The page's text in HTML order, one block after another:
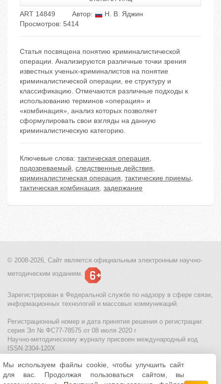
ART 14849 Автор:
Н. В. Яджин
Просмотров: 5414
Статья посвящена понятию криминалистической
операции. Анализируются различные точки зрения
известных ученых-криминалистов на понятие
криминалистической операции, ее структуру и
классификацию. Отмечаются различные подходы к
использованию терминов «операция» и
«комбинация», анализ которых позволяет
сформулировать свои взгляды на данную
криминалистическую категорию.
Ключевые слова: тактическая операция,
подозреваемый, следственные действия,
криминалистическая операция, тактические приемы,
тактическая комбинация, задержание
© 2008-2026, Сайт является официальным электронным научно-
методическим изданием.
Зарегистрирован в Федеральной службе по надзору в сфере связи,
информационных технологий и массовых коммуникаций.
Регистрационный номер и дата принятия решения о регистрации:
серия Эл № ФС77-78575 от 08 июля 2020 г
Научно-методическому журналу присвоен международный код
ISSN 2304-120X
МЦИТО|Школьные олимпиады и онлайн конкурсы для детей
Политика использования файлов cookie| Политика обработки и
Мы используем файлы cookie, чтобы улучшить сайт
для вас. Продолжая пользоваться сайтом, вы